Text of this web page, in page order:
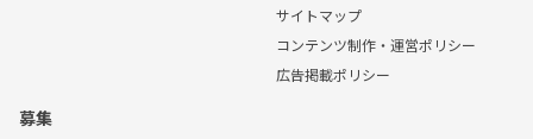
サイトマップ
コンテンツ制作・運営ポリシー
広告掲載ポリシー
募集